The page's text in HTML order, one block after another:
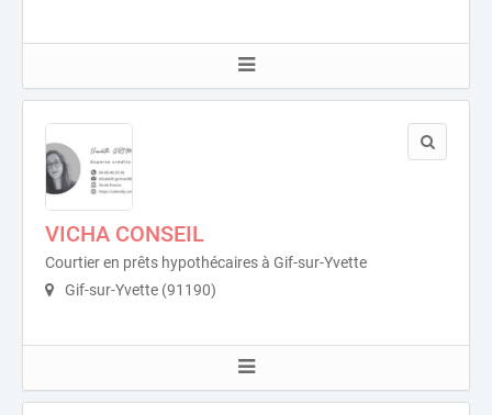
VICHA CONSEIL
Courtier en prêts hypothécaires à Gif-sur-Yvette
Gif-sur-Yvette (91190)